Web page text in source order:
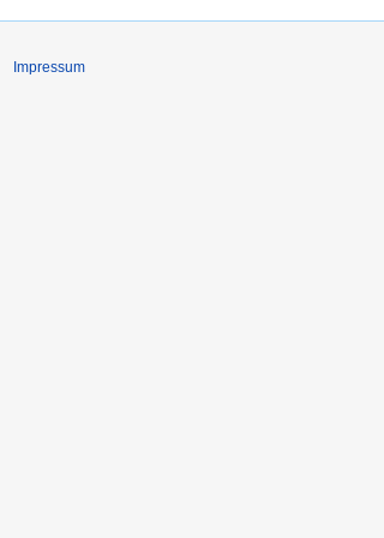
Impressum